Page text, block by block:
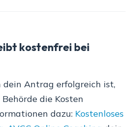
kostenfrei bei
Antrag erfolgreich ist,
die Kosten
dazu: Kostenloses